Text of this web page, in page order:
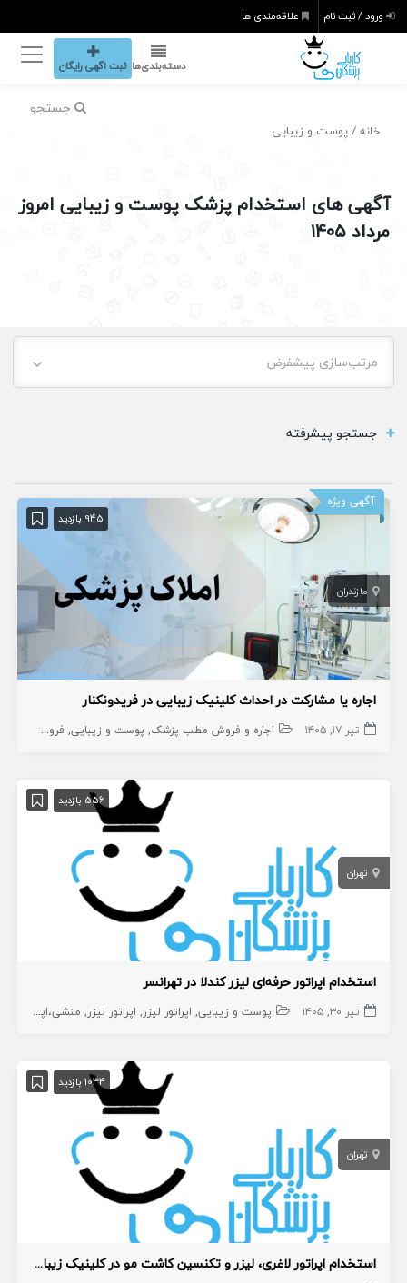
ورود / ثبت نام علاقه‌مندی ها
دسته‌بندی‌ها ثبت اگهی رایگان
جستجو
خانه / پوست و زیبایی
آگهی های استخدام پزشک پوست و زیبایی امروز
مرداد ۱۴۰۵
مرتب‌سازی پیشفرض
جستجو پیشرفته
آگهی ویژه
945 بازدید
مازندران
اجاره یا مشارکت در احداث کلینیک زیبایی در فریدونکنار
تیر ۱۷, ۱۴۰۵ اجاره و فروش مطب پزشک پوست و زیبایی فروش کلینیک های زیبایی
556 بازدید
تهران
استخدام اپراتور حرفه‌ای لیزر کندلا در تهرانسر
تیر ۳۰, ۱۴۰۵ پوست و زیبایی اپراتور لیزر اپراتور لیزر منشی،اپراتور،دستیار
1034 بازدید
تهران
استخدام اپراتور لاغری، لیزر و تکنسین کاشت مو در کلینیک زیبایی به صورت درصدی